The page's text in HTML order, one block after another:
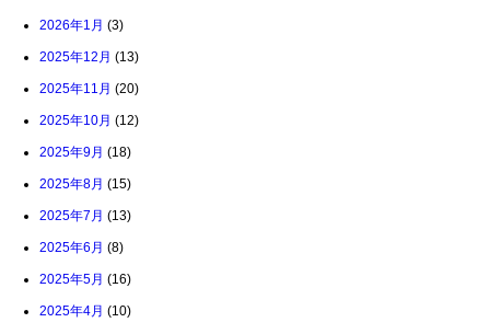
2026年1月 (3)
2025年12月 (13)
2025年11月 (20)
2025年10月 (12)
2025年9月 (18)
2025年8月 (15)
2025年7月 (13)
2025年6月 (8)
2025年5月 (16)
2025年4月 (10)